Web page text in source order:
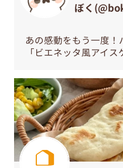
ぼく
あの感動をもう一度
「ビエネッタ風アイス